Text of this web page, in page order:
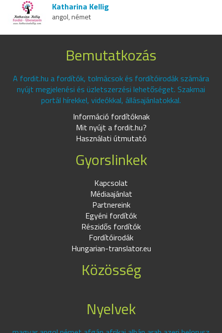
Katharina Kellig
angol, német
Bemutatkozás
A fordit.hu a fordítók, tolmácsok és fordítóirodák számára
nyújt megjelenési és üzletszerzési lehetőséget. Szakmai
portál hírekkel, videókkal, állásajánlatokkal.
Információ fordítóknak
Mit nyújt a fordit.hu?
Használati útmutató
Gyorslinkek
Kapcsolat
Médiaajánlat
Partnereink
Egyéni fordítók
Részidős fordítók
Fordítóirodák
Hungarian-translator.eu
Közösség
Nyelvek